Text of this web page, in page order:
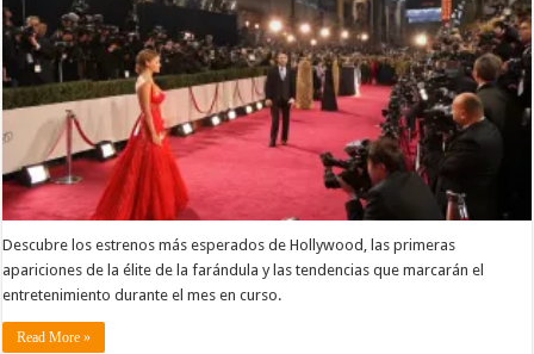
Descubre los estrenos más esperados de Hollywood, las primeras
apariciones de la élite de la farándula y las tendencias que marcarán el
entretenimiento durante el mes en curso.
Read More »